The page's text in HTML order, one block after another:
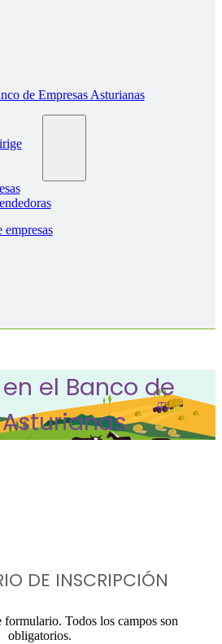
de Empresas Asturianas
el Banco de
DE INSCRIPCIÓN
formulario. Todos los campos son
obligatorios.